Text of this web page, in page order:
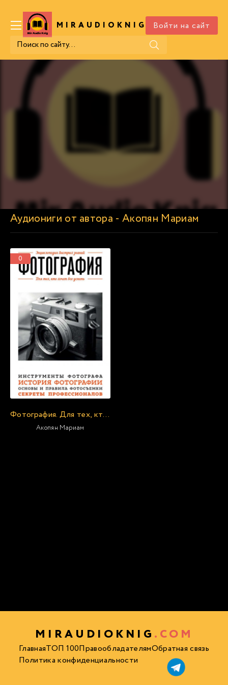
MIRAUDIOKNIG .COM
Войти на сайт
Аудиониги от автора - Акопян Мариам
0
Фотография. Для тех, кто хочет все успеть
Акопян Мариам
MIRAUDIOKNIG .COM
ГлавнаяТОП 100ПравообладателямОбратная связь
Политика конфиденциальности